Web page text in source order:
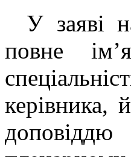
У заяві
повне
керівника,